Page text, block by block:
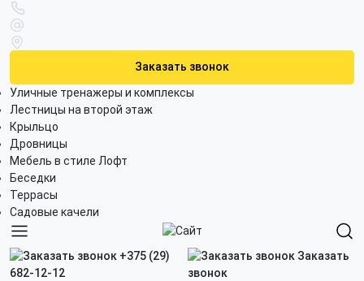
Заказать звонок
Уличные тренажеры и комплексы
Лестницы на второй этаж
Крыльцо
Дровницы
Мебель в стиле Лофт
Беседки
Террасы
Садовые качели
+375 (29)
682-12-12
Заказать
звонок